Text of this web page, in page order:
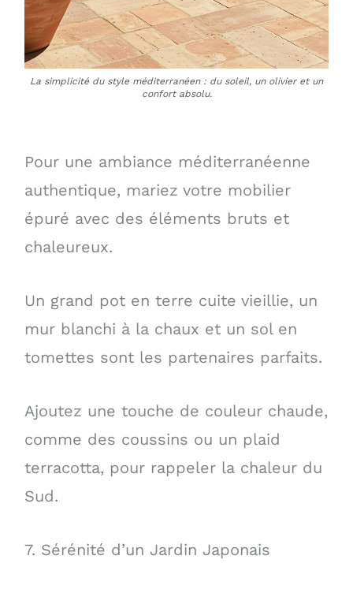
La simplicité du style méditerranéen : du soleil, un olivier et un
confort absolu.
Pour une ambiance méditerranéenne
authentique, mariez votre mobilier
épuré avec des éléments bruts et
chaleureux.
Un grand pot en terre cuite vieillie, un
mur blanchi à la chaux et un sol en
tomettes sont les partenaires parfaits.
Ajoutez une touche de couleur chaude,
comme des coussins ou un plaid
terracotta, pour rappeler la chaleur du
Sud.
7. Sérénité d’un Jardin Japonais